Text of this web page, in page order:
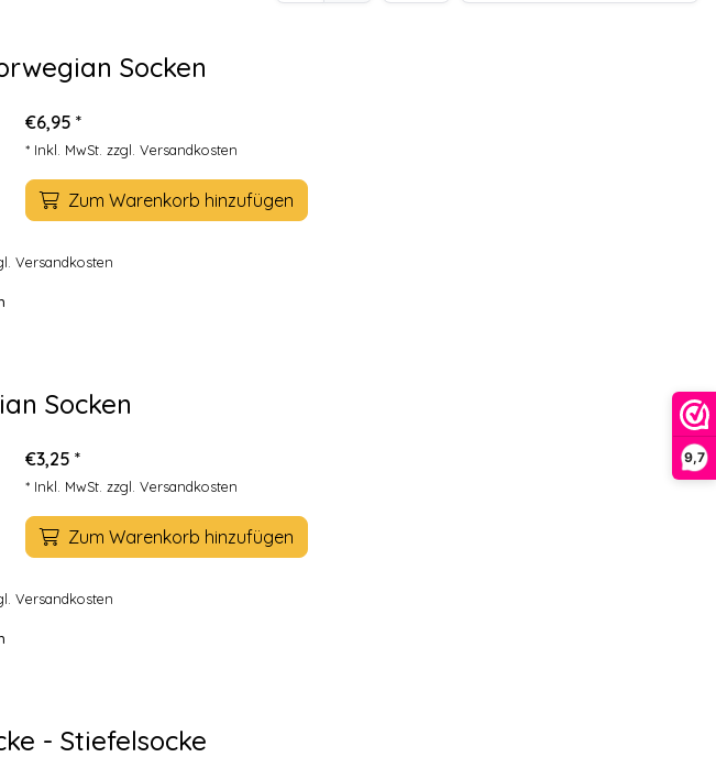
9,7
Socken
€6,95 *
* Inkl. MwSt. zzgl. Versandkosten
Zum Warenkorb hinzufügen
Versandkosten
Socken
€3,25 *
* Inkl. MwSt. zzgl. Versandkosten
Zum Warenkorb hinzufügen
Versandkosten
- Stiefelsocke